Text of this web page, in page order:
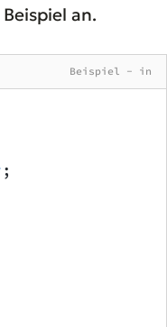
an.
Beispiel - in
;